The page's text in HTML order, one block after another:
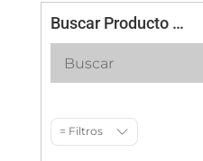
Buscar Producto …
= Filtros